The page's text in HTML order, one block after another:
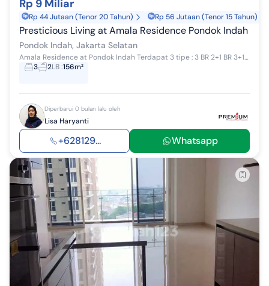
Rp 9 Miliar
Rp 44 Jutaan (Tenor 20 Tahun) Rp 56 Jutaan (Tenor 15 Tahun)
Presticious Living at Amala Residence Pondok Indah
Pondok Indah, Jakarta Selatan
Amala Residence at Pondok Indah Terdapat 3 tipe : 3 BR 2+1 BR 3+1 BR Luasan 156 sqm Parking lot 2 mobil Semi furnished : AC ducting Wardrobe Kit...
3
2LB:156m²
Diperbarui 0 bulan lalu oleh
Lisa Haryanti
+628129... Whatsapp